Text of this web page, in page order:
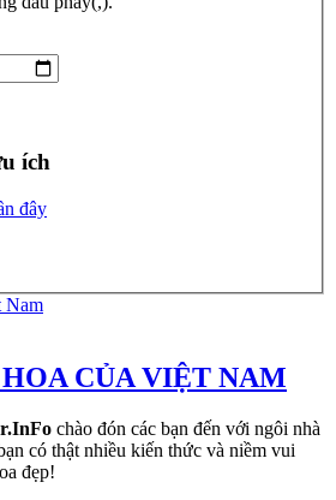
ích
đây
CỦA VIỆT NAM
chào đón các bạn đến với ngôi nhà
có thật nhiều kiến thức và niềm vui
đẹp!